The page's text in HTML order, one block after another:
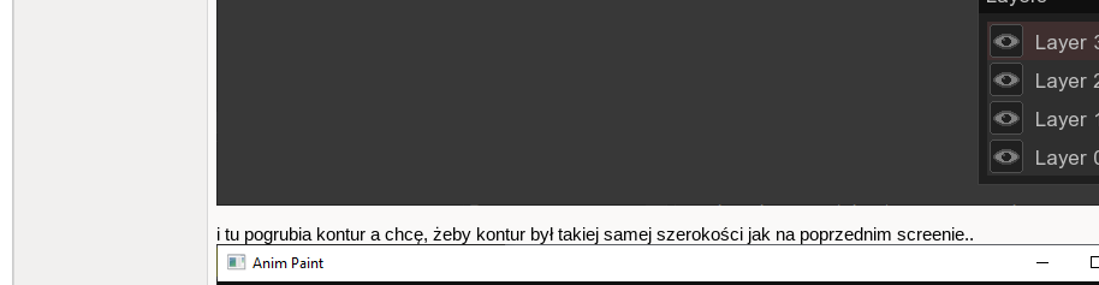
i tu pogrubia kontur a chcę, żeby kontur był takiej samej szerokości jak na poprzednim screenie..